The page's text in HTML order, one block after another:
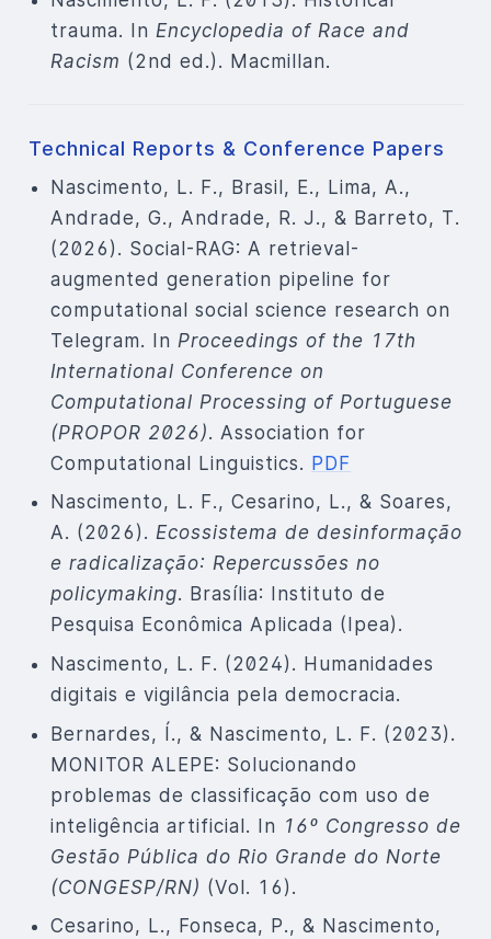
trauma. In Encyclopedia of Race and
Racism (2nd ed.). Macmillan.
Technical Reports & Conference Papers
Nascimento, L. F., Brasil, E., Lima, A.,
Andrade, G., Andrade, R. J., & Barreto, T.
(2026). Social-RAG: A retrieval-
augmented generation pipeline for
computational social science research on
Telegram. In Proceedings of the 17th
International Conference on
Computational Processing of Portuguese
(PROPOR 2026). Association for
Computational Linguistics. PDF
Nascimento, L. F., Cesarino, L., & Soares,
A. (2026). Ecossistema de desinformação
e radicalização: Repercussões no
policymaking. Brasília: Instituto de
Pesquisa Econômica Aplicada (Ipea).
Nascimento, L. F. (2024). Humanidades
digitais e vigilância pela democracia.
Bernardes, Í., & Nascimento, L. F. (2023).
MONITOR ALEPE: Solucionando
problemas de classificação com uso de
inteligência artificial. In 16º Congresso de
Gestão Pública do Rio Grande do Norte
(CONGESP/RN) (Vol. 16).
Cesarino, L., Fonseca, P., & Nascimento,